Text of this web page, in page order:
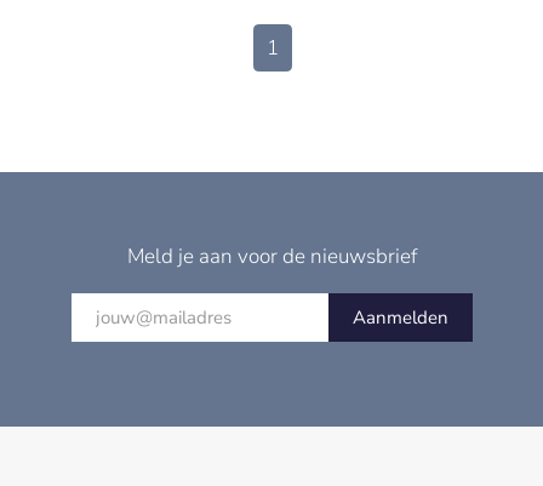
1
Meld je aan voor de nieuwsbrief
Aanmelden